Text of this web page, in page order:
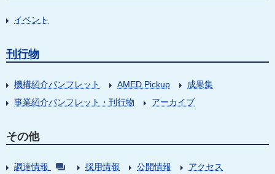
イベント
刊行物
機構紹介パンフレット AMED Pickup
成果集
事業紹介パンフレット・刊行物
アーカイブ
その他
調達情報 採用情報 公開情報 アクセス